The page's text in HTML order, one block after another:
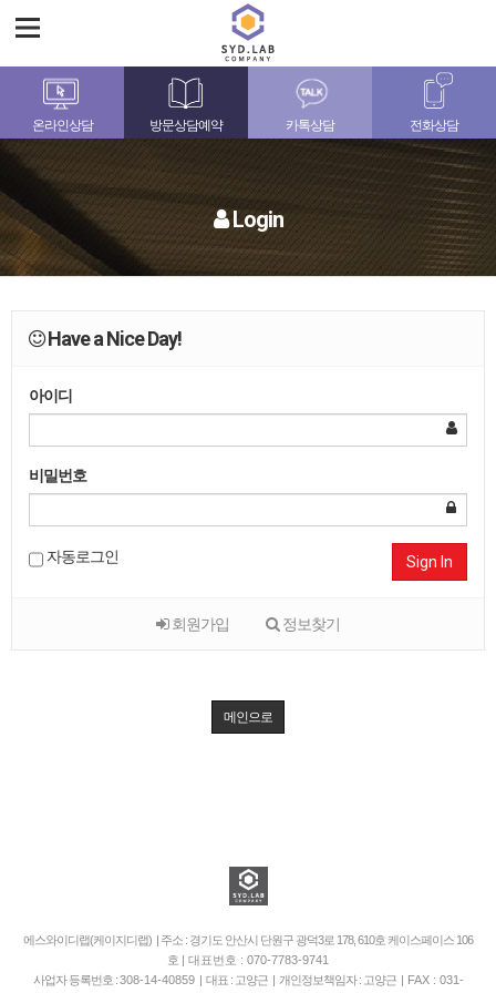
온라인상담 방문상담예약 카톡상담 전화상담
Login
Have a Nice Day!
아이디
비밀번호
자동로그인 Sign In
회원가입 정보찾기
메인으로
에스와이디랩(케이지디랩) | 주소 : 경기도 안산시 단원구 광덕3로 178, 610호 케이스페이스 106
호 | 대표번호 : 070-7783-9741
사업자 등록번호 :308-14-40859| 대표 : 고양근 | 개인정보책임자 : 고양근 | FAX : 031-